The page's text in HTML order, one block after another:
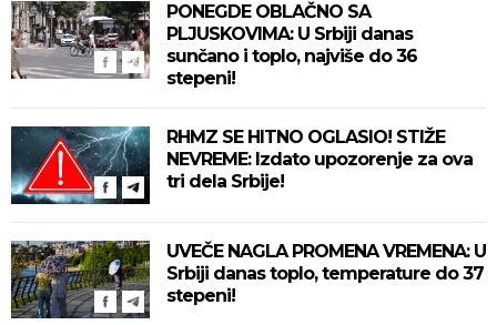
PONEGDE OBLAČNO SA
PLJUSKOVIMA: U Srbiji danas
sunčano i toplo, najviše do 36
stepeni!
RHMZ SE HITNO OGLASIO! STIŽE
NEVREME: Izdato upozorenje za ova
tri dela Srbije!
UVEČE NAGLA PROMENA VREMENA: U
Srbiji danas toplo, temperature do 37
stepeni!